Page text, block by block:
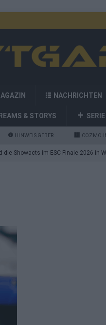
NACHRICHTEN
& STORYS SERIE
HINWEISGEBER COZMO
die Showacts im ESC-Finale 2026 in
Jurys – die Geschichte der ESC-
vier Big-Four-Länder, ein
Walzer zu kurz, Moderation